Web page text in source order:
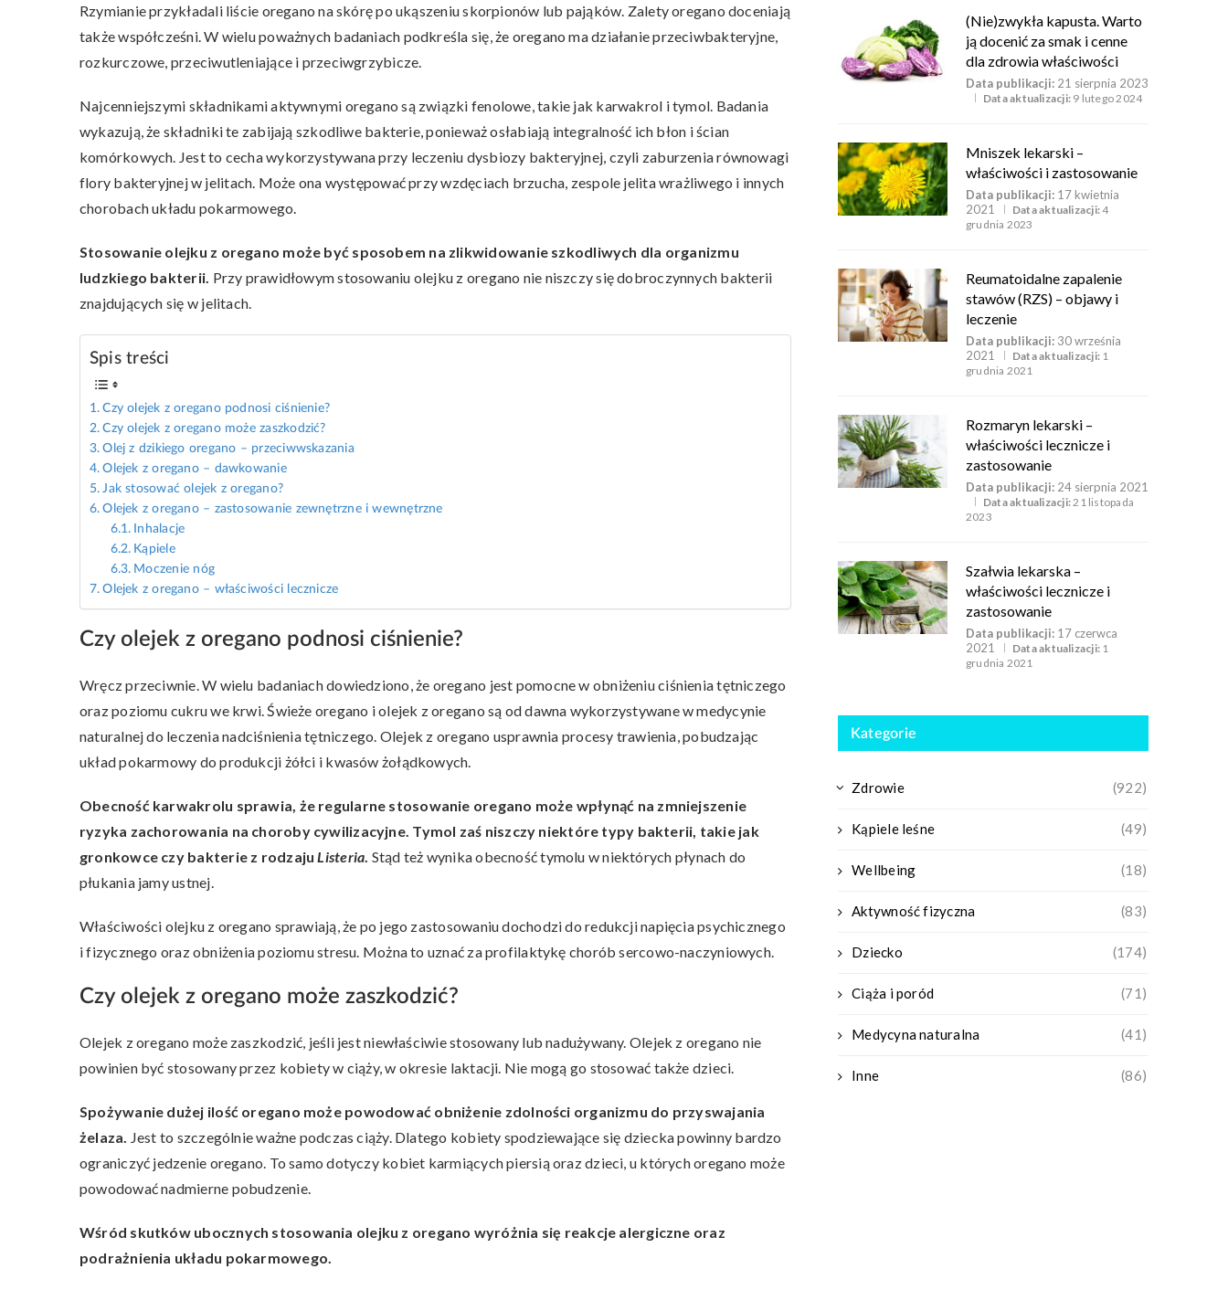
Rzymianie przykładali liście oregano na skórę po ukąszeniu skorpionów lub pająków. Zalety oregano doceniają
także współcześni. W wielu poważnych badaniach podkreśla się, że oregano ma działanie przeciwbakteryjne,
rozkurczowe, przeciwutleniające i przeciwgrzybicze.
Najcenniejszymi składnikami aktywnymi oregano są związki fenolowe, takie jak karwakrol i tymol. Badania
wykazują, że składniki te zabijają szkodliwe bakterie, ponieważ osłabiają integralność ich błon i ścian
komórkowych. Jest to cecha wykorzystywana przy leczeniu dysbiozy bakteryjnej, czyli zaburzenia równowagi
flory bakteryjnej w jelitach. Może ona występować przy wzdęciach brzucha, zespole jelita wrażliwego i innych
chorobach układu pokarmowego.
Stosowanie olejku z oregano może być sposobem na zlikwidowanie szkodliwych dla organizmu
ludzkiego bakterii. Przy prawidłowym stosowaniu olejku z oregano nie niszczy się dobroczynnych bakterii
znajdujących się w jelitach.
Spis treści
Czy olejek z oregano podnosi ciśnienie?
Czy olejek z oregano może zaszkodzić?
Olej z dzikiego oregano – przeciwwskazania
Olejek z oregano – dawkowanie
Jak stosować olejek z oregano?
Olejek z oregano – zastosowanie zewnętrzne i wewnętrzne
Inhalacje
Kąpiele
Moczenie nóg
Olejek z oregano – właściwości lecznicze
Czy olejek z oregano podnosi ciśnienie?
Wręcz przeciwnie. W wielu badaniach dowiedziono, że oregano jest pomocne w obniżeniu ciśnienia tętniczego
oraz poziomu cukru we krwi. Świeże oregano i olejek z oregano są od dawna wykorzystywane w medycynie
naturalnej do leczenia nadciśnienia tętniczego. Olejek z oregano usprawnia procesy trawienia, pobudzając
układ pokarmowy do produkcji żółci i kwasów żołądkowych.
Obecność karwakrolu sprawia, że regularne stosowanie oregano może wpłynąć na zmniejszenie
ryzyka zachorowania na choroby cywilizacyjne. Tymol zaś niszczy niektóre typy bakterii, takie jak
gronkowce czy bakterie z rodzajuListeria. Stąd też wynika obecność tymolu w niektórych płynach do
płukania jamy ustnej.
Właściwości olejku z oregano sprawiają, że po jego zastosowaniu dochodzi do redukcji napięcia psychicznego
i fizycznego oraz obniżenia poziomu stresu. Można to uznać za profilaktykę chorób sercowo-naczyniowych.
Czy olejek z oregano może zaszkodzić?
Olejek z oregano może zaszkodzić, jeśli jest niewłaściwie stosowany lub nadużywany. Olejek z oregano nie
powinien być stosowany przez kobiety w ciąży, w okresie laktacji. Nie mogą go stosować także dzieci.
Spożywanie dużej ilość oregano może powodować obniżenie zdolności organizmu do przyswajania
żelaza. Jest to szczególnie ważne podczas ciąży. Dlatego kobiety spodziewające się dziecka powinny bardzo
ograniczyć jedzenie oregano. To samo dotyczy kobiet karmiących piersią oraz dzieci, u których oregano może
powodować nadmierne pobudzenie.
Wśród skutków ubocznych stosowania olejku z oregano wyróżnia się reakcje alergiczne oraz
podrażnienia układu pokarmowego.
(Nie)zwykła kapusta. Warto
ją docenić za smak i cenne
dla zdrowia właściwości
Data publikacji: 21 sierpnia 2023
Data aktualizacji: 9 lutego 2024
Mniszek lekarski –
właściwości i zastosowanie
Data publikacji: 17 kwietnia
2021
Data aktualizacji:4
grudnia 2023
Reumatoidalne zapalenie
stawów (RZS) – objawy i
leczenie
Data publikacji: 30 września
2021
Data aktualizacji: 1
grudnia 2021
Rozmaryn lekarski –
właściwości lecznicze i
zastosowanie
Data publikacji: 24 sierpnia 2021
Data aktualizacji:21 listopada
2023
Szałwia lekarska –
właściwości lecznicze i
zastosowanie
Data publikacji: 17 czerwca
2021
Data aktualizacji: 1
grudnia 2021
Kategorie
Zdrowie (922)
Kąpiele leśne (49)
Wellbeing (18)
Aktywność fizyczna (83)
Dziecko (174)
Ciąża i poród (71)
Medycyna naturalna (41)
Inne (86)